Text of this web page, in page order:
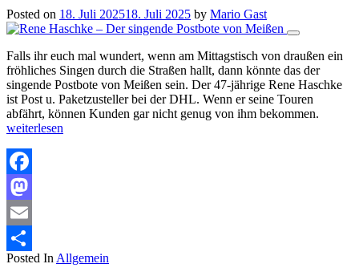
Posted on 18. Juli 202518. Juli 2025 by Mario Gast
Falls ihr euch mal wundert, wenn am Mittagstisch von draußen ein
fröhliches Singen durch die Straßen hallt, dann könnte das der
singende Postbote von Meißen sein. Der 47-jährige Rene Haschke
ist Post u. Paketzusteller bei der DHL. Wenn er seine Touren
abfährt, können Kunden gar nicht genug von ihm bekommen.
weiterlesen
Facebook
Mastodon
Email
Teilen
Posted In Allgemein